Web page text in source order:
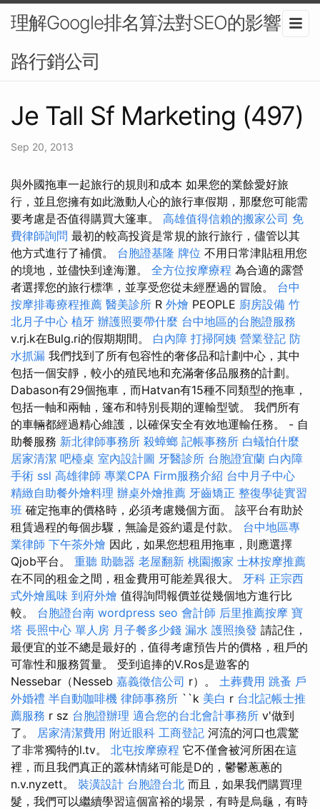
理解Google排名算法對SEO的影響-網
路行銷公司
Je Tall Sf Marketing (497)
Sep 20, 2013
與外國拖車一起旅行的規則和成本 如果您的業餘愛好旅
行，並且您擁有如此激動人心的旅行車假期，那麼您可能需
要考慮是否值得購買大篷車。 高雄值得信賴的搬家公司 免
費律師詢問 最初的較高投資是常規的旅行旅行，儘管以其
他方式進行了補償。 台胞證基隆 牌位 不用日常津貼租用您
的境地，並儘快到達海灘。 全方位按摩療程 為合適的露營
者選擇您的旅行標準，並享受您從未經歷過的冒險。 台中
按摩排毒療程推薦 醫美診所 R 外燴 PEOPLE 廚房設備 竹
北月子中心 植牙 辦護照要帶什麼 台中地區的台胞證服務
v.rj.k在Bulg.ri的假期期間。 白內障 打掃阿姨 營業登記 防
水抓漏 我們找到了所有包容性的奢侈品和計劃中心，其中
包括一個安靜，較小的殖民地和充滿奢侈品服務的計劃。
Dabason有29個拖車，而Hatvan有15種不同類型的拖車，
包括一軸和兩軸，篷布和特別長期的運輸型號。 我們所有
的車輛都經過精心維護，以確保安全有效地運輸任務。 - 自
助餐服務 新北律師事務所 殺蟑螂 記帳事務所 白蟻怕什麼
居家清潔 吧檯桌 室內設計圖 牙醫診所 台胞證宜蘭 白內障
手術 ssl 高雄律師 專業CPA Firm服務介紹 台中月子中心
精緻自助餐外燴料理 辦桌外燴推薦 牙齒矯正 整復學徒實習
班 確定拖車的價格時，必須考慮幾個方面。 該平台有助於
租賃過程的每個步驟，無論是簽約還是付款。 台中地區專
業律師 下午茶外燴 因此，如果您想租用拖車，則應選擇
Qjob平台。 重聽 助聽器 老屋翻新 桃園搬家 士林按摩推薦
在不同的租金之間，租金費用可能差異很大。 牙科 正宗西
式外燴風味 到府外燴 值得詢問報價並從幾個地方進行比
較。 台胞證台南 wordpress seo 會計師 后里推薦按摩 寶
塔 長照中心 單人房 月子餐多少錢 漏水 護照換發 請記住，
最便宜的並不總是最好的，值得考慮預告片的價格，租戶的
可靠性和服務質量。 受到追捧的V.Ros是遊客的
Nessebar（Nesseb 嘉義徵信公司 r）。 土葬費用 跳蚤 戶
外婚禮 半自動咖啡機 律師事務所 ``k 美白 r 台北記帳士推
薦服務 r sz 台胞證辦理 適合您的台北會計事務所 v'做到
了。 居家清潔費用 附近眼科 工商登記 河流的河口也震驚
了非常獨特的l.tv。 北屯按摩療程 它不僅會被河所困在這
裡，而且我們真正的叢林情緒可能是D的，鬱鬱蔥蔥的
n.v.nyzett。 裝潢設計 台胞證台北 而且，如果我們購買理
髮，我們可以繼續學習這個富裕的場景，有時是烏龜，有時